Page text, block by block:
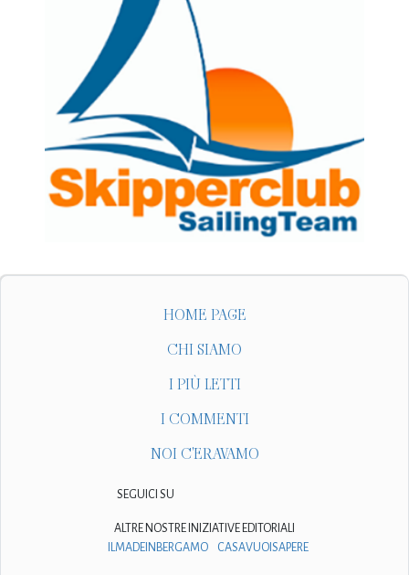
HOME PAGE
CHI SIAMO
I PIÙ LETTI
I COMMENTI
NOI C'ERAVAMO
SEGUICI SU
ALTRE NOSTRE INIZIATIVE EDITORIALI
ILMADEINBERGAMO
CASAVUOISAPERE